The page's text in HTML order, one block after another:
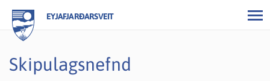
EYJAFJARÐARSVEIT
Skipulagsnefnd